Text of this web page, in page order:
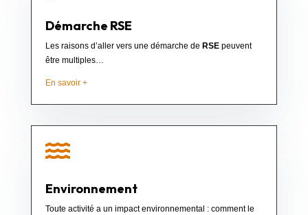
Démarche RSE
Les raisons d’aller vers une démarche de RSE peuvent
être multiples…
En savoir +

Environnement
Toute activité a un impact environnemental : comment le